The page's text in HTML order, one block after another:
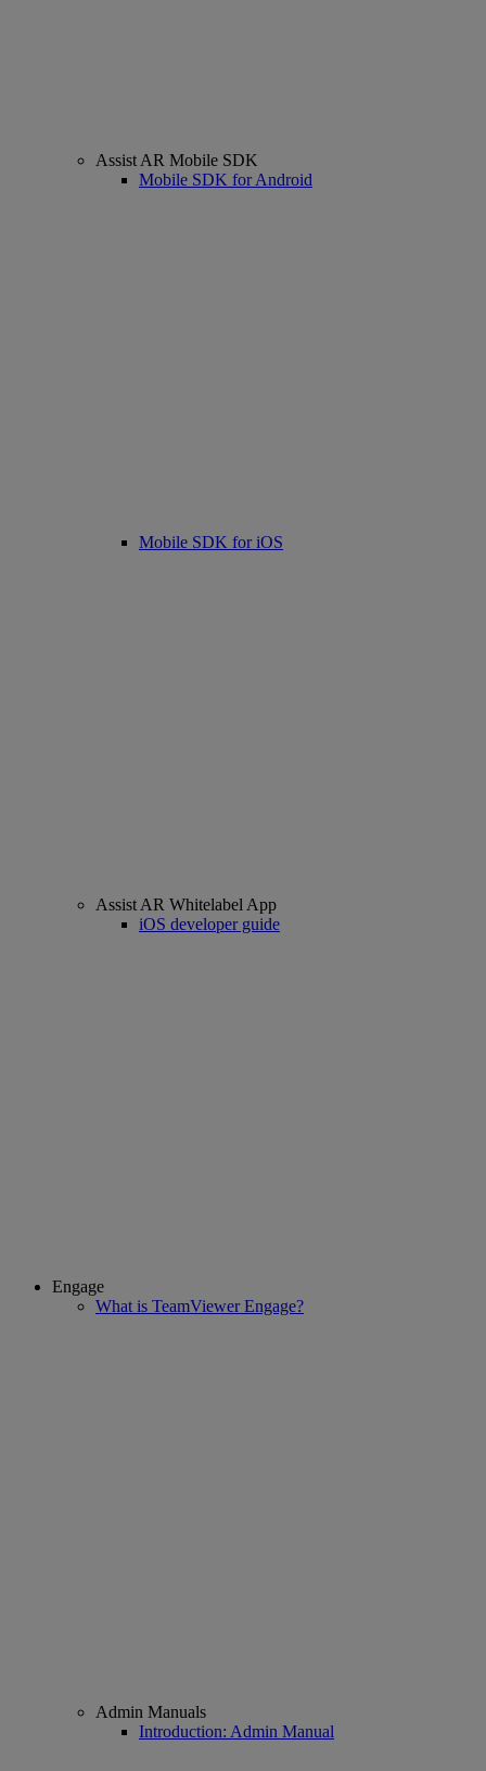
Assist AR Mobile SDK
Mobile SDK for Android
Mobile SDK for iOS
Assist AR Whitelabel App
iOS developer guide
Engage
What is TeamViewer Engage?
Admin Manuals
Introduction: Admin Manual